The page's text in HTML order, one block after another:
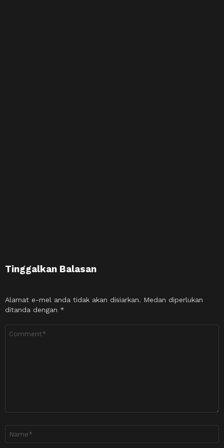
Tinggalkan Balasan
Alamat e-mel anda tidak akan disiarkan. Medan diperlukan
ditanda dengan *